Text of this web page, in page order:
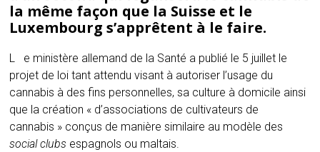
la même façon que la Suisse et le
Luxembourg s’apprêtent à le faire.
Le ministère allemand de la Santé a publié le 5 juillet le
projet de loi tant attendu visant à autoriser l’usage du
cannabis à des fins personnelles, sa culture à domicile ainsi
que la création « d’associations de cultivateurs de
cannabis » conçus de manière similaire au modèle des
social clubs espagnols ou maltais.